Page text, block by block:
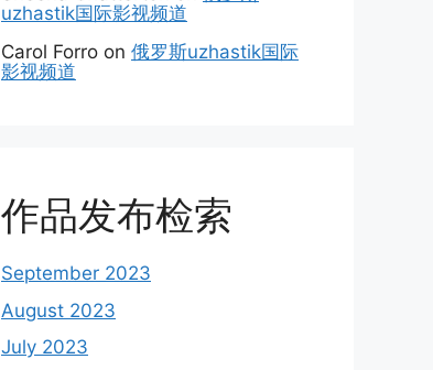
uzhastik国际影视频道
Carol Forro on 俄罗斯uzhastik国际
影视频道
作品发布检索
September 2023
August 2023
July 2023